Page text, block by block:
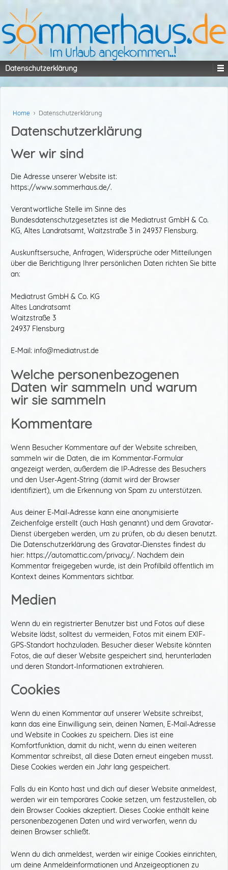
Datenschutzerklärung
Home › Datenschutzerklärung
Datenschutzerklärung
Wer wir sind
Die Adresse unserer Website ist:
https://www.sommerhaus.de/.
Verantwortliche Stelle im Sinne des
Bundesdatenschutzgesetztes ist die Mediatrust GmbH & Co.
KG, Altes Landratsamt, Waitzstraße 3 in 24937 Flensburg.
Auskunftsersuche, Anfragen, Widersprüche oder Mitteilungen
über die Berichtigung Ihrer persönlichen Daten richten Sie bitte
an:
Mediatrust GmbH & Co. KG
Altes Landratsamt
Waitzstraße 3
24937 Flensburg
E-Mail: info@mediatrust.de
Welche personenbezogenen
Daten wir sammeln und warum
wir sie sammeln
Kommentare
Wenn Besucher Kommentare auf der Website schreiben,
sammeln wir die Daten, die im Kommentar-Formular
angezeigt werden, außerdem die IP-Adresse des Besuchers
und den User-Agent-String (damit wird der Browser
identifiziert), um die Erkennung von Spam zu unterstützen.
Aus deiner E-Mail-Adresse kann eine anonymisierte
Zeichenfolge erstellt (auch Hash genannt) und dem Gravatar-
Dienst übergeben werden, um zu prüfen, ob du diesen benutzt.
Die Datenschutzerklärung des Gravatar-Dienstes findest du
hier: https://automattic.com/privacy/. Nachdem dein
Kommentar freigegeben wurde, ist dein Profilbild öffentlich im
Kontext deines Kommentars sichtbar.
Medien
Wenn du ein registrierter Benutzer bist und Fotos auf diese
Website lädst, solltest du vermeiden, Fotos mit einem EXIF-
GPS-Standort hochzuladen. Besucher dieser Website könnten
Fotos, die auf dieser Website gespeichert sind, herunterladen
und deren Standort-Informationen extrahieren.
Cookies
Wenn du einen Kommentar auf unserer Website schreibst,
kann das eine Einwilligung sein, deinen Namen, E-Mail-Adresse
und Website in Cookies zu speichern. Dies ist eine
Komfortfunktion, damit du nicht, wenn du einen weiteren
Kommentar schreibst, all diese Daten erneut eingeben musst.
Diese Cookies werden ein Jahr lang gespeichert.
Falls du ein Konto hast und dich auf dieser Website anmeldest,
werden wir ein temporäres Cookie setzen, um festzustellen, ob
dein Browser Cookies akzeptiert. Dieses Cookie enthält keine
personenbezogenen Daten und wird verworfen, wenn du
deinen Browser schließt.
Wenn du dich anmeldest, werden wir einige Cookies einrichten,
um deine Anmeldeinformationen und Anzeigeoptionen zu